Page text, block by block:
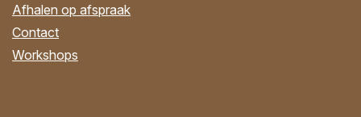
Afhalen op afspraak
Contact
Workshops